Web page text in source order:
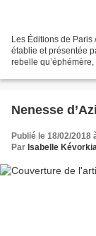
Les Éditions de Paris
établie et présentée
rebelle
Nenesse
Publié le 18/02/2018
Par Isabelle